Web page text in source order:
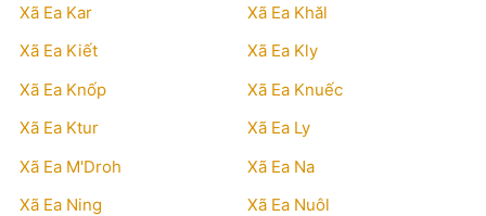
Xã Ea Kar
Xã Ea Khăl
Xã Ea Kiết
Xã Ea Kly
Xã Ea Knốp
Xã Ea Knuếc
Xã Ea Ktur
Xã Ea Ly
Xã Ea M'Droh
Xã Ea Na
Xã Ea Ning
Xã Ea Nuôl